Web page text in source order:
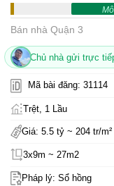
Bán nhà Quận 3
Chủ nhà gửi trực
Mã bài đăng: 31114
Trệt, 1 Lầu
Giá: 5.5 tỷ ~ 204 tr/m²
3x9m ~ 27m2
Pháp lý: Sổ hồng